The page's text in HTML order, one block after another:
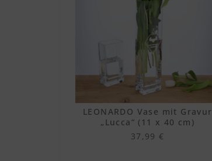
LEONARDO Vase mit Gravur
„Lucca“ (11 x 40 cm)
37,99 €